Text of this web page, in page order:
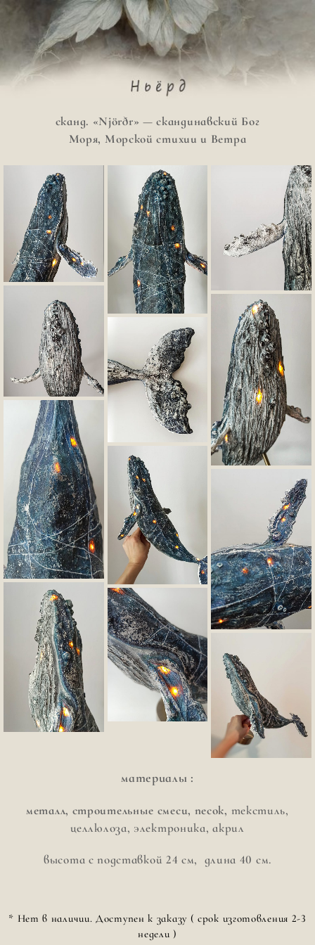
Перейти
содержимому
сканд. «Njörðr» — скандинавский Бог
Моря, Морской стихии и Ветра
материалы :
металл, строительные смеси, песок, текстиль,
целлюлоза, электроника, акрил
высота с подставкой 24 см, длина 40 см.
* Нет в наличии. Доступен к заказу ( срок изготовления 2-3
недели )